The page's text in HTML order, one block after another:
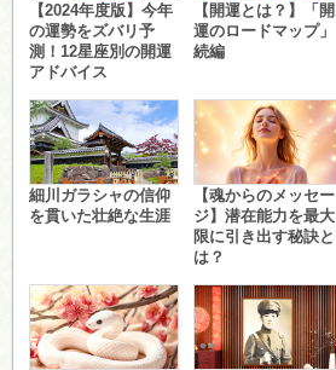
【2024年度版】今年
の運勢をズバリ予
測！12星座別の開運
アドバイス
【開運とは？】「開
運のロードマップ」
続編
細川ガラシャの信仰
を貫いた壮絶な生涯
【魂からのメッセー
ジ】潜在能力を最大
限に引き出す秘訣と
は？